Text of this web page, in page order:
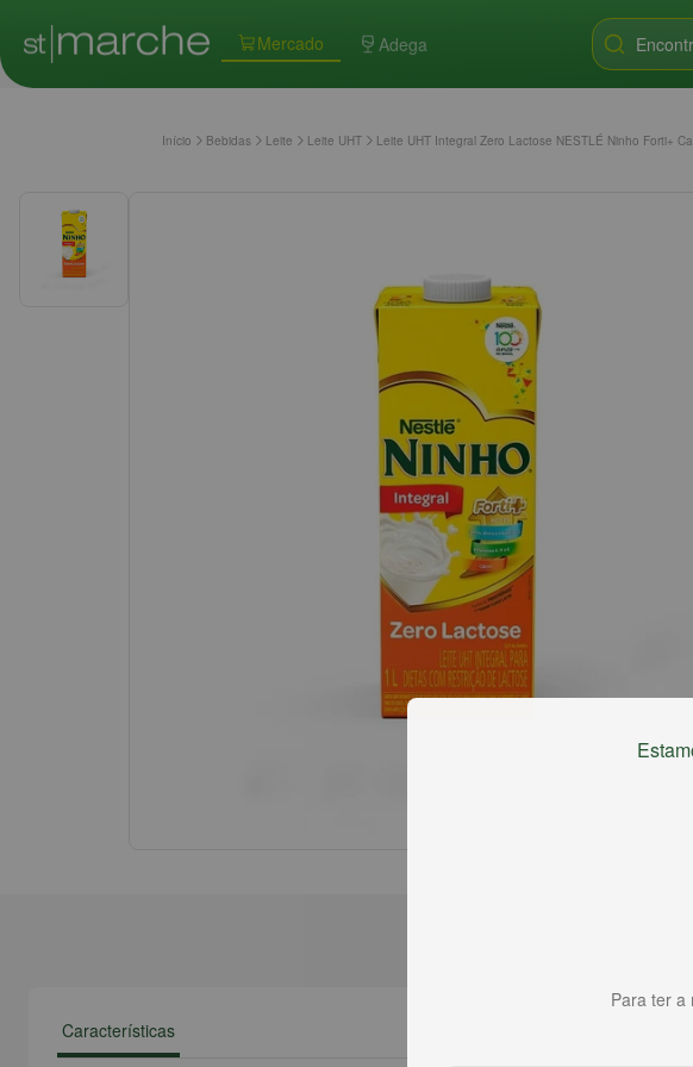
Mercado Adega
Início Bebidas Leite Leite UHT Leite UHT Integral Zero Lactose NESTLÉ Ninho Forti+
Características
Para ter a